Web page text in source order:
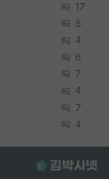
17
5
4
6
7
4
7
4